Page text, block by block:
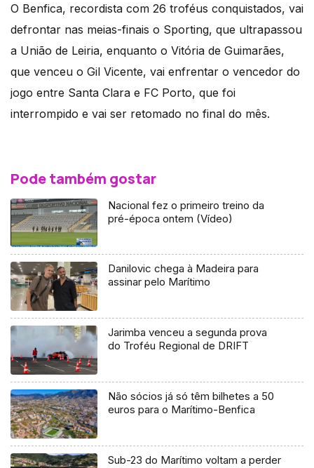
O Benfica, recordista com 26 troféus conquistados, vai
defrontar nas meias-finais o Sporting, que ultrapassou
a União de Leiria, enquanto o Vitória de Guimarães,
que venceu o Gil Vicente, vai enfrentar o vencedor do
jogo entre Santa Clara e FC Porto, que foi
interrompido e vai ser retomado no final do mês.
Pode também gostar
Nacional fez o primeiro treino da
pré-época ontem (Vídeo)
Danilovic chega à Madeira para
assinar pelo Marítimo
Jarimba venceu a segunda prova
do Troféu Regional de DRIFT
Não sócios já só têm bilhetes a 50
euros para o Marítimo-Benfica
Sub-23 do Marítimo voltam a perder